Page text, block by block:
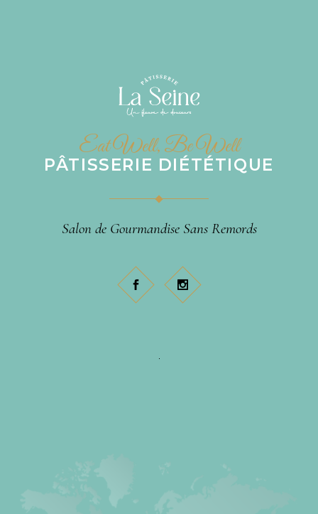
Eat Well, Be Well
PÂTISSERIE DIÉTÉTIQUE
Salon de Gourmandise Sans Remords